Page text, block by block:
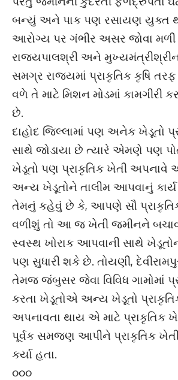
બન્યું અને પાક પણ રસાયણ યુક્ત
આરોગ્ય પર ગંભીર અસર જોવા
રાજ્યપાલશ્રી અને
સમગ્ર રાજ્યમાં પ્રાકૃતિક કૃષિ
વળે તે માટે મિશન મોડમાં કામગીરી
છે.
દાહોદ જિલ્લામાં પણ અનેક ખેડૂતો
સાથે જોડાયા છે ત્યારે એમણે પણ
ખેડૂતો પણ પ્રાકૃતિક ખેતી અપનાવે
અન્ય ખેડૂતોને તાલીમ આપવાનું કાર્ય
તેમનું કહેવું છે કે, આપણે સૌ
વળીશું તો આ જ ખેતી જમીનને
સ્વસ્થ ખોરાક આપવાની સાથે
પણ સુધારી શકે છે. તોયણી,
તેમજ જંબુસર જેવા વિવિધ ગામોમાં
કરતા ખેડૂતોએ અન્ય ખેડૂતો
અપનાવતા થાય એ માટે પ્રાકૃતિક
પૂર્વક સમજણ આપીને પ્રાકૃતિક ખેતી
કર્યા હતા.
૦૦૦